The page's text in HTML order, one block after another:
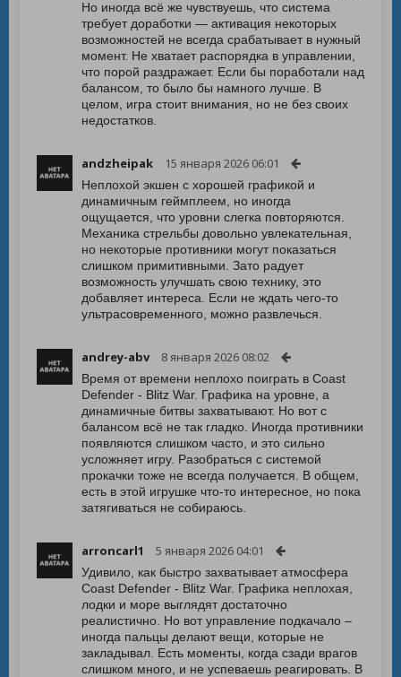
Но иногда всё же чувствуешь, что система
требует доработки — активация некоторых
возможностей не всегда срабатывает в нужный
момент. Не хватает распорядка в управлении,
что порой раздражает. Если бы поработали над
балансом, то было бы намного лучше. В
целом, игра стоит внимания, но не без своих
недостатков.
andzheipak 15 января 2026 06:01
Неплохой экшен с хорошей графикой и
динамичным геймплеем, но иногда
ощущается, что уровни слегка повторяются.
Механика стрельбы довольно увлекательная,
но некоторые противники могут показаться
слишком примитивными. Зато радует
возможность улучшать свою технику, это
добавляет интереса. Если не ждать чего-то
ультрасовременного, можно развлечься.
andrey-abv 8 января 2026 08:02
Время от времени неплохо поиграть в Coast
Defender - Blitz War. Графика на уровне, а
динамичные битвы захватывают. Но вот с
балансом всё не так гладко. Иногда противники
появляются слишком часто, и это сильно
усложняет игру. Разобраться с системой
прокачки тоже не всегда получается. В общем,
есть в этой игрушке что-то интересное, но пока
затягиваться не собираюсь.
arroncarl1 5 января 2026 04:01
Удивило, как быстро захватывает атмосфера
Coast Defender - Blitz War. Графика неплохая,
лодки и море выглядят достаточно
реалистично. Но вот управление подкачало –
иногда пальцы делают вещи, которые не
закладывал. Есть моменты, когда сзади врагов
слишком много, и не успеваешь реагировать. В